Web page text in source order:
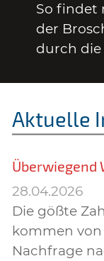
So findet
der
durch die
Aktuelle
Überwiegend
28.04.2026
Die gößte
kommen
Nachfrage